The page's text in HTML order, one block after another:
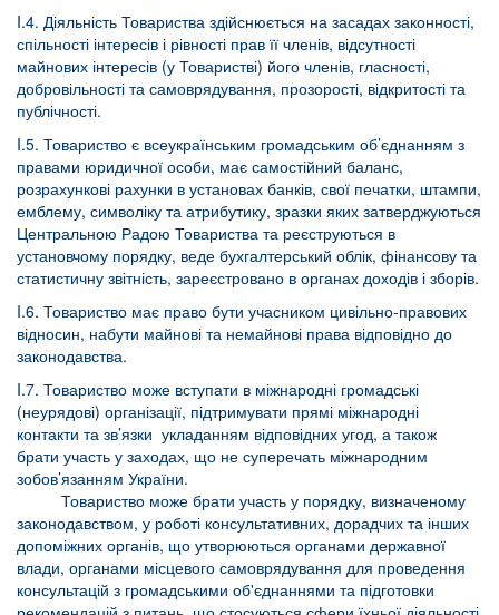
I.4. Діяльність Товариства здійснюється на засадах законності,
спільності інтересів і рівності прав її членів, відсутності
майнових інтересів (у Товаристві) його членів, гласності,
добровільності та самоврядування, прозорості, відкритості та
публічності.
I.5. Товариство є всеукраїнським громадським об’єднанням з
правами юридичної особи, має самостійний баланс,
розрахункові рахунки в установах банків, свої печатки, штампи,
емблему, символіку та атрибутику, зразки яких затверджуються
Центральною Радою Товариства та реєструються в
установчому порядку, веде бухгалтерський облік, фінансову та
статистичну звітність, зареєстровано в органах доходів і зборів.
I.6. Товариство має право бути учасником цивільно-правових
відносин, набути майнові та немайнові права відповідно до
законодавства.
I.7. Товариство може вступати в міжнародні громадські
(неурядові) організації, підтримувати прямі міжнародні
контакти та зв’язки укладанням відповідних угод, а також
брати участь у заходах, що не суперечать міжнародним
зобов’язанням України.
Товариство може брати участь у порядку, визначеному
законодавством, у роботі консультативних, дорадчих та інших
допоміжних органів, що утворюються органами державної
влади, органами місцевого самоврядування для проведення
консультацій з громадськими об'єднаннями та підготовки